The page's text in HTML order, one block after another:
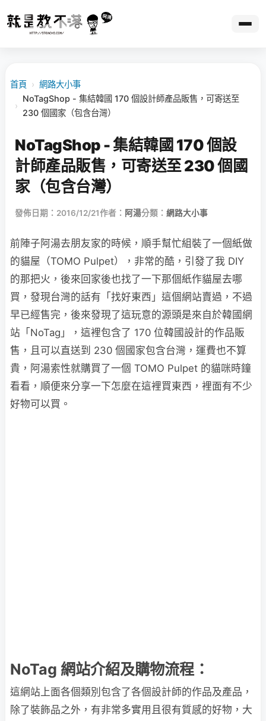
首頁 › 網路大小事
›
NoTagShop - 集結韓國 170 個設計師產品販售，可寄送至
230 個國家（包含台灣）
NoTagShop - 集結韓國 170 個設
計師產品販售，可寄送至 230 個國
家（包含台灣）
發佈日期：2016/12/21作者： 阿湯分類： 網路大小事
前陣子阿湯去朋友家的時候，順手幫忙組裝了一個紙做
的貓屋（TOMO Pulpet），非常的酷，引發了我 DIY
的那把火，後來回家後也找了一下那個紙作貓屋去哪
買，發現台灣的話有「找好東西」這個網站賣過，不過
早已經售完，後來發現了這玩意的源頭是來自於韓國網
站「NoTag」，這裡包含了 170 位韓國設計的作品販
售，且可以直送到 230 個國家包含台灣，運費也不算
貴，阿湯索性就購買了一個 TOMO Pulpet 的貓咪時鐘
看看，順便來分享一下怎麼在這裡買東西，裡面有不少
好物可以買。
NoTag 網站介紹及購物流程：
這網站上面各個類別包含了各個設計師的作品及產品，
除了裝飾品之外，有非常多實用且很有質感的好物，大